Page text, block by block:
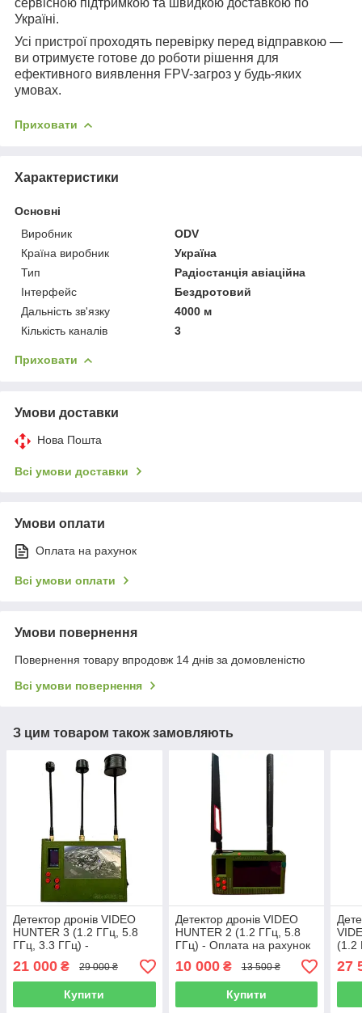
сервісною підтримкою та швидкою доставкою по
Україні.
Усі пристрої проходять перевірку перед відправкою —
ви отримуєте готове до роботи рішення для
ефективного виявлення FPV-загроз у будь-яких
умовах.
Приховати
Характеристики
Основні
Виробник
ODV
Країна виробник
Україна
Тип
Радіостанція авіаційна
Інтерфейс
Бездротовий
Дальність зв'язку
4000 м
Кількість каналів
3
Приховати
Умови доставки
Нова Пошта
Всі умови доставки
Умови оплати
Оплата на рахунок
Всі умови оплати
Умови повернення
Повернення товару впродовж 14 днів за домовленістю
Всі умови повернення
З цим товаром також замовляють
Детектор дронів VIDEO
HUNTER 3 (1.2 ГГц, 5.8
ГГц, 3.3 ГГц) -
відвантаження по черзі
21 000 ₴ 29 000 ₴
Купити
Детектор дронів VIDEO
HUNTER 2 (1.2 ГГц, 5.8
ГГц) - Оплата на рахунок
перед відправленням
10 000₴ 13 500 ₴
Купити
(1.2
- з
27